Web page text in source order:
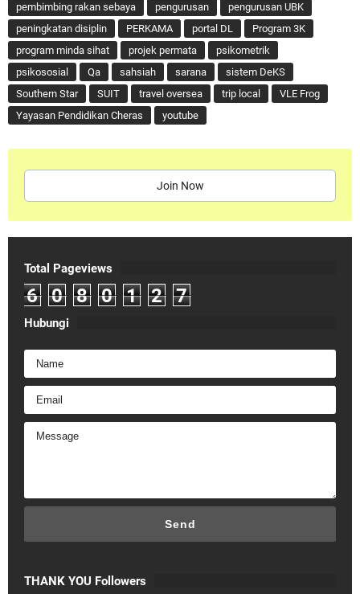
pembimbing rakan sebaya
pengurusan
pengurusan UBK
peningkatan disiplin
PERKAMA portal DL
Program 3K
program minda sihat
projek permata
psikometrik
psikososial
Qa sahsiah sarana
sistem DeKS
Southern Star
SUIT travel oversea trip local
VLE Frog
Yayasan Pendidikan Cheras
youtube
Join Now
Total Pageviews
6 0 8 0 1 2 7
Hubungi
THANK YOU Followers